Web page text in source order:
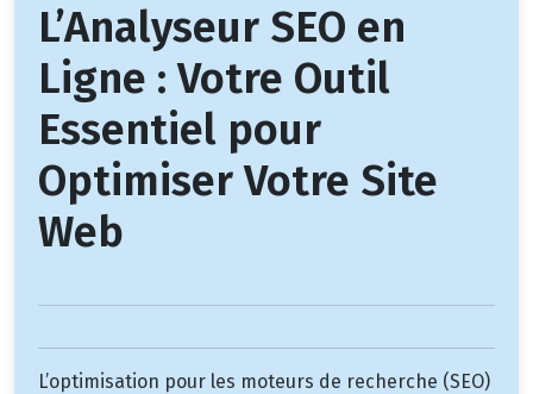
L’Analyseur SEO en
Ligne : Votre Outil
Essentiel pour
Optimiser Votre Site
Web
L’optimisation pour les moteurs de recherche (SEO)